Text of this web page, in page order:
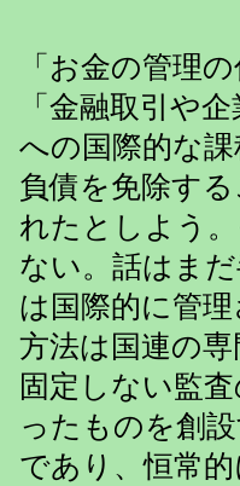
「お金の管理
「金融取引や
への国際的な
負債を免除す
れたとしよう
ない。話はま
は国際的に管
方法は国連の
固定しない監
ったものを創
であり、恒常